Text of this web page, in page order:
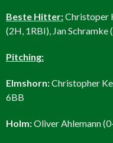
Beste Hitter:Christoper
(2H, 1RBI), Jan Schramke
Pitching:
Elmshorn:Christopher
6BB
Holm:Oliver Ahlemann